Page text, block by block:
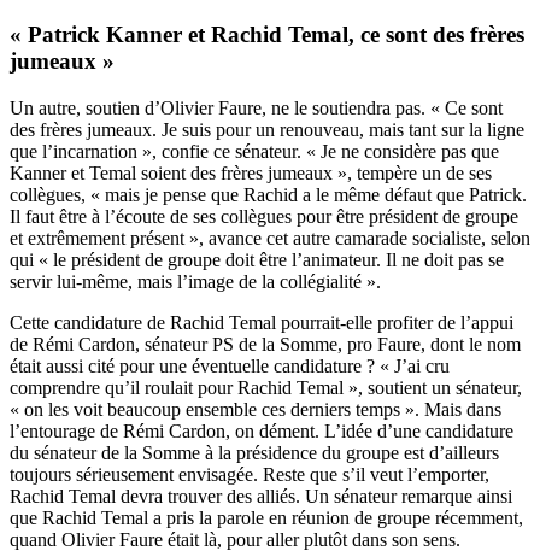
« Patrick Kanner et Rachid Temal, ce sont des frères
jumeaux »
Un autre, soutien d’Olivier Faure, ne le soutiendra pas. « Ce sont
des frères jumeaux. Je suis pour un renouveau, mais tant sur la ligne
que l’incarnation », confie ce sénateur. « Je ne considère pas que
Kanner et Temal soient des frères jumeaux », tempère un de ses
collègues, « mais je pense que Rachid a le même défaut que Patrick.
Il faut être à l’écoute de ses collègues pour être président de groupe
et extrêmement présent », avance cet autre camarade socialiste, selon
qui « le président de groupe doit être l’animateur. Il ne doit pas se
servir lui-même, mais l’image de la collégialité ».
Cette candidature de Rachid Temal pourrait-elle profiter de l’appui
de Rémi Cardon, sénateur PS de la Somme, pro Faure, dont le nom
était aussi cité pour une éventuelle candidature ? « J’ai cru
comprendre qu’il roulait pour Rachid Temal », soutient un sénateur,
« on les voit beaucoup ensemble ces derniers temps ». Mais dans
l’entourage de Rémi Cardon, on dément. L’idée d’une candidature
du sénateur de la Somme à la présidence du groupe est d’ailleurs
toujours sérieusement envisagée. Reste que s’il veut l’emporter,
Rachid Temal devra trouver des alliés. Un sénateur remarque ainsi
que Rachid Temal a pris la parole en réunion de groupe récemment,
quand Olivier Faure était là, pour aller plutôt dans son sens.